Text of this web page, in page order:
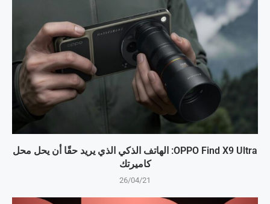
OPPO Find X9 Ultra: الهاتف الذكي الذي يريد حقًا أن يحل محل
كاميرتك
26/04/21